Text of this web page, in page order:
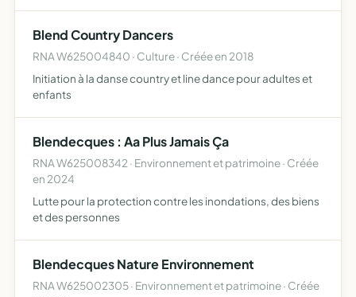
associer…
Blend Country Dancers
RNA W625004840 · Culture · Créée en 2018
Initiation à la danse country et line dance pour adultes et
enfants
Blendecques : Aa Plus Jamais Ça
RNA W625008342 · Environnement et patrimoine · Créée
en 2024
Lutte pour la protection contre les inondations, des biens
et des personnes
Blendecques Nature Environnement
RNA W625002305 · Environnement et patrimoine · Créée